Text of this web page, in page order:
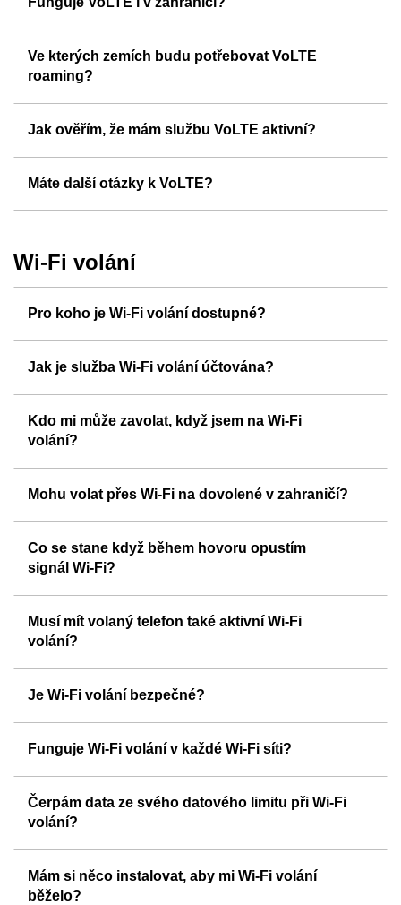
Ve kterých zemích budu potřebovat VoLTE
roaming?
Jak ověřím, že mám službu VoLTE aktivní?
Máte další otázky k VoLTE?
Wi-Fi volání
Pro koho je Wi-Fi volání dostupné?
Jak je služba Wi-Fi volání účtována?
Kdo mi může zavolat, když jsem na Wi-Fi
volání?
Mohu volat přes Wi-Fi na dovolené v zahraničí?
Co se stane když během hovoru opustím
signál Wi-Fi?
Musí mít volaný telefon také aktivní Wi-Fi
volání?
Je Wi-Fi volání bezpečné?
Funguje Wi-Fi volání v každé Wi-Fi síti?
Čerpám data ze svého datového limitu při Wi-Fi
volání?
Mám si něco instalovat, aby mi Wi-Fi volání
běželo?